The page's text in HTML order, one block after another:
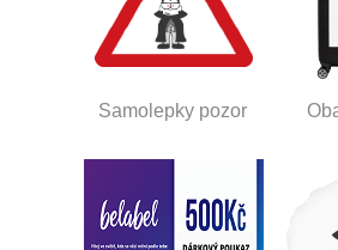
Samolepky pozor